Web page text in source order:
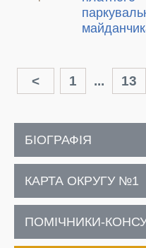
< 1 ... 13
БІОГРАФІЯ
КАРТА ОКРУГУ №1
ПОМІЧНИКИ-